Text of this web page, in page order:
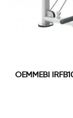
OEMMEBI